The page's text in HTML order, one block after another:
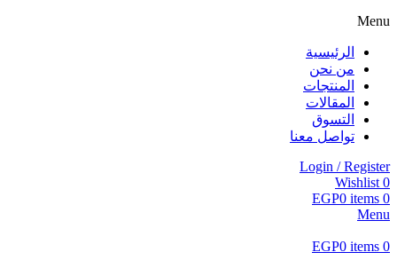
Menu
الرئيسية
من نحن
المنتجات
المقالات
التسوق
تواصل معنا
Login / Register
0
Wishlist
0
items
EGP0
Menu
0
items
EGP0